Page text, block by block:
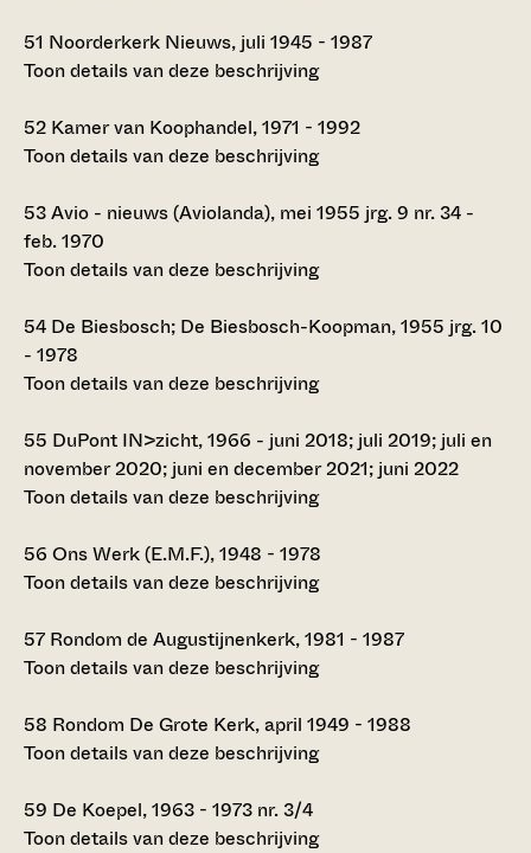
51 Noorderkerk Nieuws, juli 1945 - 1987
Toon details van deze beschrijving
52 Kamer van Koophandel, 1971 - 1992
Toon details van deze beschrijving
53Avio - nieuws (Aviolanda), mei 1955 jrg. 9 nr. 34 -
feb. 1970
Toon details van deze beschrijving
54 De Biesbosch; De Biesbosch-Koopman, 1955 jrg. 10
- 1978
Toon details van deze beschrijving
55 DuPont IN>zicht, 1966 - juni 2018; juli 2019; juli en
november 2020; juni en december 2021; juni 2022
Toon details van deze beschrijving
56 Ons Werk (E.M.F.), 1948 - 1978
Toon details van deze beschrijving
57 Rondom de Augustijnenkerk, 1981 - 1987
Toon details van deze beschrijving
58 Rondom De Grote Kerk, april 1949 - 1988
Toon details van deze beschrijving
59 De Koepel, 1963 - 1973 nr. 3/4
Toon details van deze beschrijving